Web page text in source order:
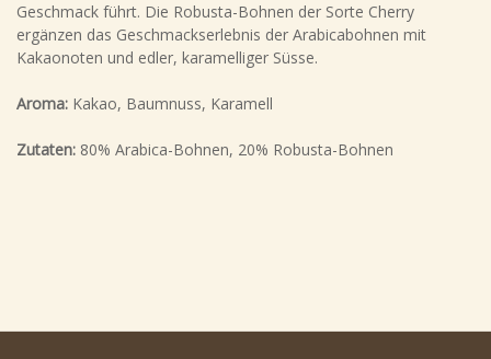
Geschmack führt. Die Robusta-Bohnen der Sorte Cherry
ergänzen das Geschmackserlebnis der Arabicabohnen mit
Kakaonoten und edler, karamelliger Süsse.
Aroma: Kakao, Baumnuss, Karamell
Zutaten: 80% Arabica-Bohnen, 20% Robusta-Bohnen